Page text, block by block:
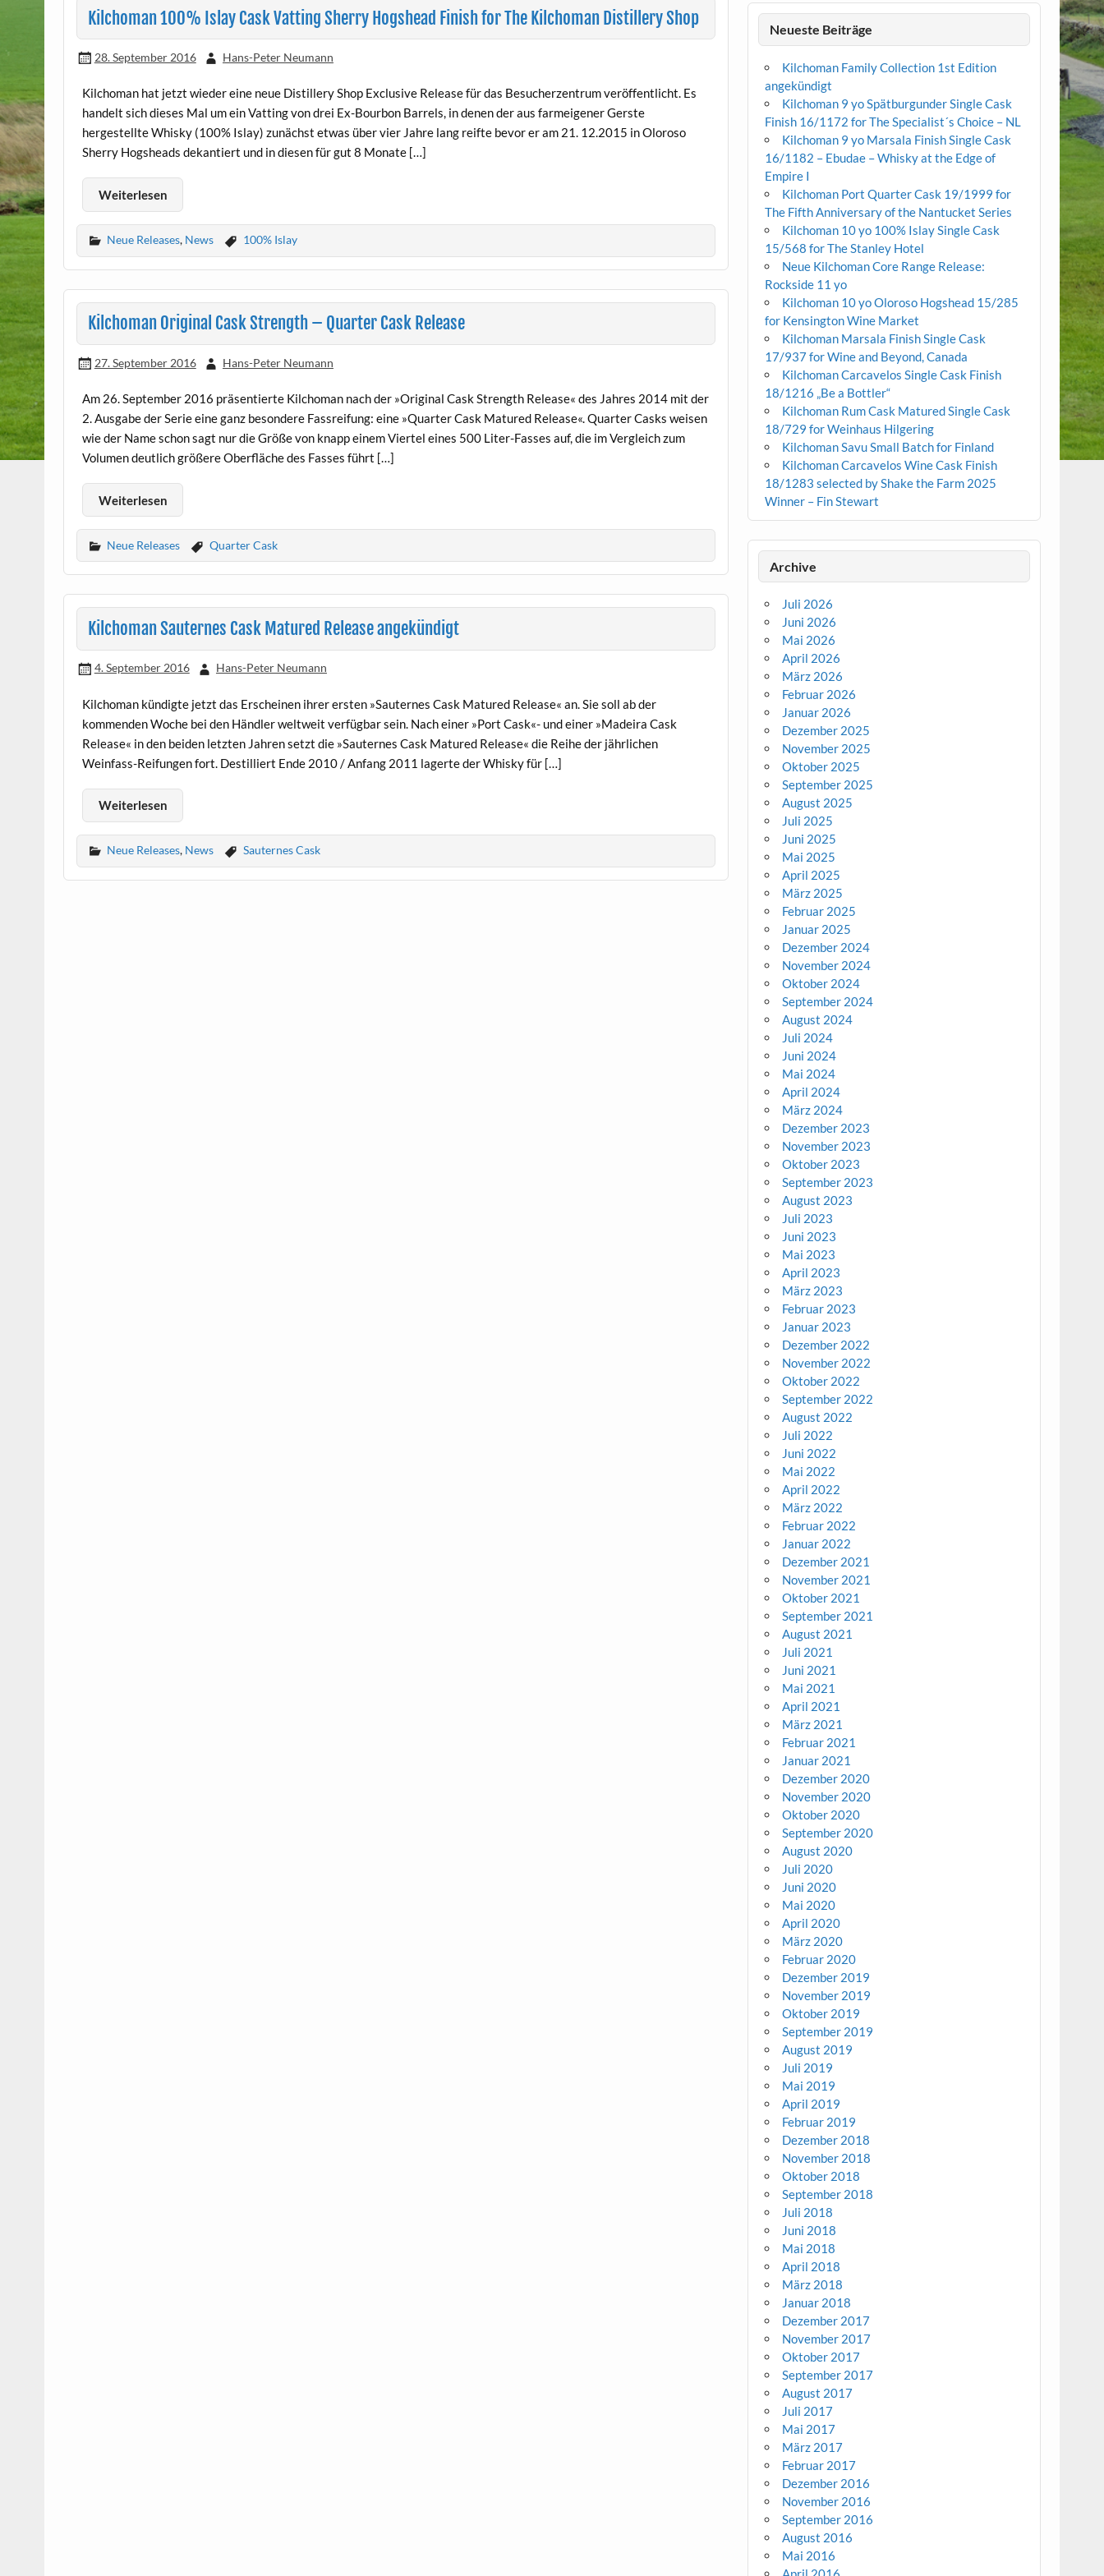
Kilchoman 100% Islay Cask Vatting Sherry Hogshead Finish for The Kilchoman Distillery Shop
28. September 2016 Hans-Peter Neumann
Kilchoman hat jetzt wieder eine neue Distillery Shop Exclusive Release für das Besucherzentrum veröffentlicht. Es
handelt sich dieses Mal um ein Vatting von drei Ex-Bourbon Barrels, in denen der aus farmeigener Gerste
hergestellte Whisky (100% Islay) zunächst etwas über vier Jahre lang reifte bevor er am 21. 12.2015 in Oloroso
Sherry Hogsheads dekantiert und in diesen für gut 8 Monate […]
Weiterlesen
Neue Releases, News 100% Islay
Kilchoman Original Cask Strength – Quarter Cask Release
27. September 2016 Hans-Peter Neumann
Am 26. September 2016 präsentierte Kilchoman nach der »Original Cask Strength Release« des Jahres 2014 mit der
2. Ausgabe der Serie eine ganz besondere Fassreifung: eine »Quarter Cask Matured Release«. Quarter Casks weisen
wie der Name schon sagt nur die Größe von knapp einem Viertel eines 500 Liter-Fasses auf, die im Vergleich zum
Volumen deutlich größere Oberfläche des Fasses führt […]
Weiterlesen
Neue Releases Quarter Cask
Kilchoman Sauternes Cask Matured Release angekündigt
4. September 2016 Hans-Peter Neumann
Kilchoman kündigte jetzt das Erscheinen ihrer ersten »Sauternes Cask Matured Release« an. Sie soll ab der
kommenden Woche bei den Händler weltweit verfügbar sein. Nach einer »Port Cask«- und einer »Madeira Cask
Release« in den beiden letzten Jahren setzt die »Sauternes Cask Matured Release« die Reihe der jährlichen
Weinfass-Reifungen fort. Destilliert Ende 2010 / Anfang 2011 lagerte der Whisky für […]
Weiterlesen
Neue Releases, News Sauternes Cask
Neueste Beiträge
Kilchoman Family Collection 1st Edition
angekündigt
Kilchoman 9 yo Spätburgunder Single Cask
Finish 16/1172 for The Specialist´s Choice – NL
Kilchoman 9 yo Marsala Finish Single Cask
16/1182 – Ebudae – Whisky at the Edge of
Empire I
Kilchoman Port Quarter Cask 19/1999 for
The Fifth Anniversary of the Nantucket Series
Kilchoman 10 yo 100% Islay Single Cask
15/568 for The Stanley Hotel
Neue Kilchoman Core Range Release:
Rockside 11 yo
Kilchoman 10 yo Oloroso Hogshead 15/285
for Kensington Wine Market
Kilchoman Marsala Finish Single Cask
17/937 for Wine and Beyond, Canada
Kilchoman Carcavelos Single Cask Finish
18/1216 „Be a Bottler“
Kilchoman Rum Cask Matured Single Cask
18/729 for Weinhaus Hilgering
Kilchoman Savu Small Batch for Finland
Kilchoman Carcavelos Wine Cask Finish
18/1283 selected by Shake the Farm 2025
Winner – Fin Stewart
Archive
Juli 2026
Juni 2026
Mai 2026
April 2026
März 2026
Februar 2026
Januar 2026
Dezember 2025
November 2025
Oktober 2025
September 2025
August 2025
Juli 2025
Juni 2025
Mai 2025
April 2025
März 2025
Februar 2025
Januar 2025
Dezember 2024
November 2024
Oktober 2024
September 2024
August 2024
Juli 2024
Juni 2024
Mai 2024
April 2024
März 2024
Dezember 2023
November 2023
Oktober 2023
September 2023
August 2023
Juli 2023
Juni 2023
Mai 2023
April 2023
März 2023
Februar 2023
Januar 2023
Dezember 2022
November 2022
Oktober 2022
September 2022
August 2022
Juli 2022
Juni 2022
Mai 2022
April 2022
März 2022
Februar 2022
Januar 2022
Dezember 2021
November 2021
Oktober 2021
September 2021
August 2021
Juli 2021
Juni 2021
Mai 2021
April 2021
März 2021
Februar 2021
Januar 2021
Dezember 2020
November 2020
Oktober 2020
September 2020
August 2020
Juli 2020
Juni 2020
Mai 2020
April 2020
März 2020
Februar 2020
Dezember 2019
November 2019
Oktober 2019
September 2019
August 2019
Juli 2019
Mai 2019
April 2019
Februar 2019
Dezember 2018
November 2018
Oktober 2018
September 2018
Juli 2018
Juni 2018
Mai 2018
April 2018
März 2018
Januar 2018
Dezember 2017
November 2017
Oktober 2017
September 2017
August 2017
Juli 2017
Mai 2017
März 2017
Februar 2017
Dezember 2016
November 2016
September 2016
August 2016
Mai 2016